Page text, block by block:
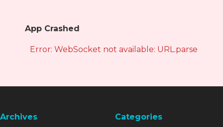
App Crashed
Error: WebSocket not available: URL.parse is
Archives
Categories